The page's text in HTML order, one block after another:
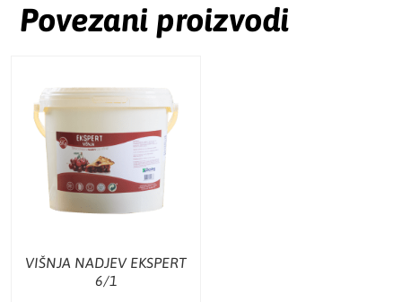
Povezani proizvodi
VIŠNJA NADJEV EKSPERT
6/1